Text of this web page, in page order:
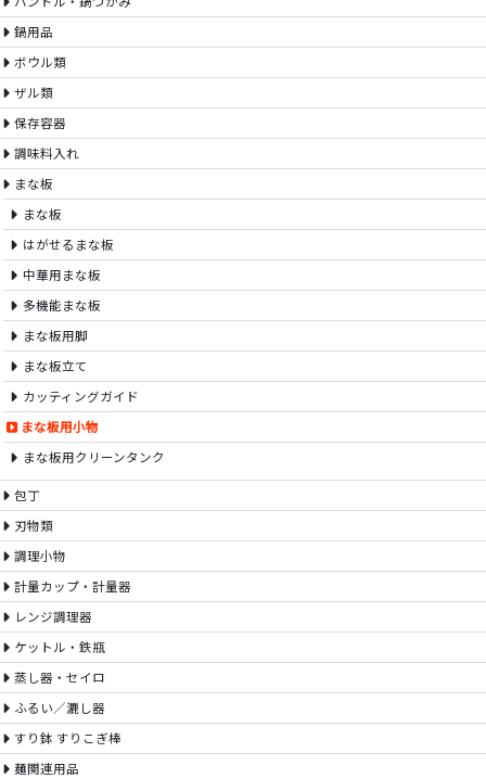
鍋用品
ボウル類
ザル類
保存容器
調味料入れ
まな板
まな板
はがせるまな板
中華用まな板
多機能まな板
まな板用脚
まな板立て
カッティングガイド
まな板用小物
まな板用クリーンタンク
包丁
刃物類
調理小物
計量カップ・計量器
レンジ調理器
ケットル・鉄瓶
蒸し器・セイロ
ふるい／漉し器
すり鉢 すりこぎ棒
麺関連用品